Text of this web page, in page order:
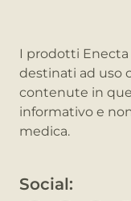
I prodotti
destinati ad uso
contenute in
informativo e
medica.
Social: